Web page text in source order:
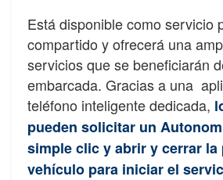
Está disponible como servicio
compartido y ofrecerá una
servicios que se beneficiarán
embarcada. Gracias a una
teléfono inteligente dedicada,
pueden solicitar un
simple clic y abrir y cerrar la
vehículo para iniciar el